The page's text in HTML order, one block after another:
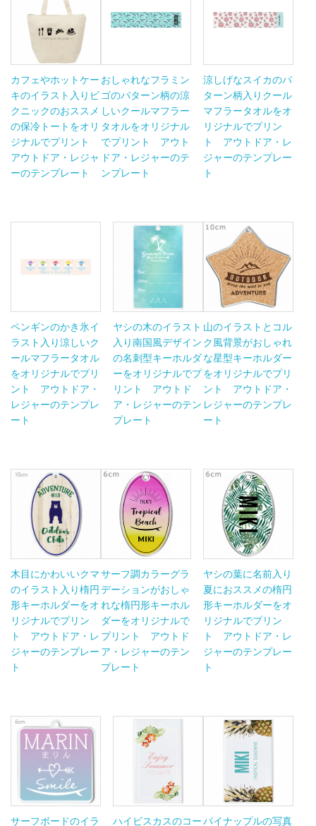
カフェやホットケー
キのイラスト入りピ
クニックのおススメ
の保冷トートをオリ
ジナルでプリント
アウトドア・レジャ
ーのテンプレート
おしゃれなフラミン
ゴのパターン柄の涼
しいクールマフラー
タオルをオリジナル
でプリント アウト
ドア・レジャーのテ
ンプレート
涼しげなスイカのパ
ターン柄入りクール
マフラータオルをオ
リジナルでプリン
ト アウトドア・レ
ジャーのテンプレー
ト
ペンギンのかき氷イ
ラスト入り涼しいク
ールマフラータオル
をオリジナルでプリ
ント アウトドア・
レジャーのテンプレ
ート
ヤシの木のイラスト
入り南国風デザイン
の名刺型キーホルダ
ーをオリジナルでプ
リント アウトド
ア・レジャーのテン
プレート
山のイラストとコル
ク風背景がおしゃれ
な星型キーホルダー
をオリジナルでプリ
ント アウトドア・
レジャーのテンプレ
ート
木目にかわいいクマ
のイラスト入り楕円
形キーホルダーをオ
リジナルでプリン
ト アウトドア・レ
ジャーのテンプレー
ト
サーフ調カラーグラ
デーションがおしゃ
れな楕円形キーホル
ダーをオリジナルで
プリント アウトド
ア・レジャーのテン
プレート
ヤシの葉に名前入り
夏におススメの楕円
形キーホルダーをオ
リジナルでプリン
ト アウトドア・レ
ジャーのテンプレー
ト
サーフボードのイラ ハイビスカスのコーパイナップルの写真